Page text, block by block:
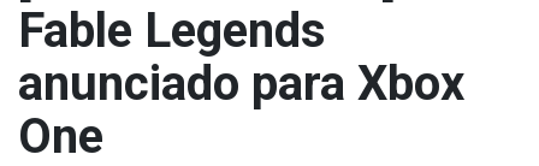
Fable Legends
anunciado para Xbox
One